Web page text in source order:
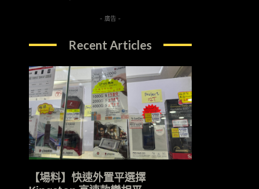
- 廣告 -
Recent Articles
【場料】快速外置平選擇